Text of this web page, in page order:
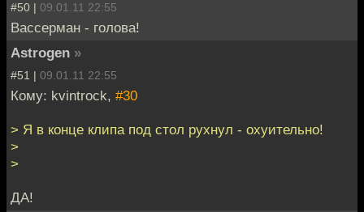
#50 | 09.01.11 22:55
Вассерман - голова!
Astrogen »
#51 | 09.01.11 22:55
Кому: kvintrock, #30
> Я в конце клипа под стол рухнул - охуительно!
>
>
ДА!